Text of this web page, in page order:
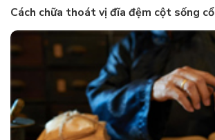
Cách chữa thoát vị đĩa đệm cột sống cổ